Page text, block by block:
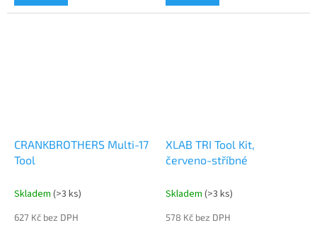
CRANKBROTHERS Multi-17
Tool
Skladem (>3 ks)
627 Kč bez DPH
XLAB TRI Tool Kit,
červeno-stříbné
Skladem (>3 ks)
578 Kč bez DPH